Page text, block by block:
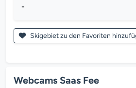
-
Skigebiet zu den Favoriten
Webcams Saas Fee